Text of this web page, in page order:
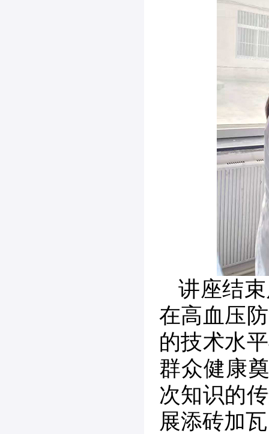
讲座结
在高血压
的技术水
群众健康
次知识的
展添砖加